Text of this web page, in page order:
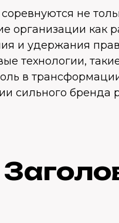
не
организации как
и удержания
технологии,
в
сильного бренда